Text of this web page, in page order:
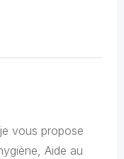
vous propose
Aide au